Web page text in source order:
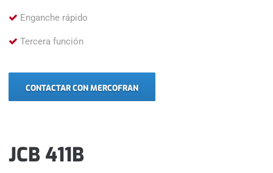
Enganche rápido
Tercera función
CONTACTAR CON MERCOFRAN
JCB 411B